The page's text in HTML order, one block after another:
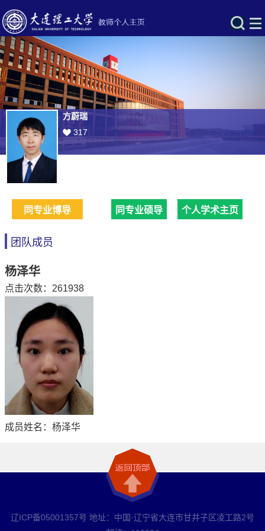
方蔚瑞
317
同专业博导 同专业硕导 个人学术主页
团队成员
杨泽华
点击次数： 261938
成员姓名：杨泽华
辽ICP备05001357号 地址：中国·辽宁省大连市甘井子区凌工路2号